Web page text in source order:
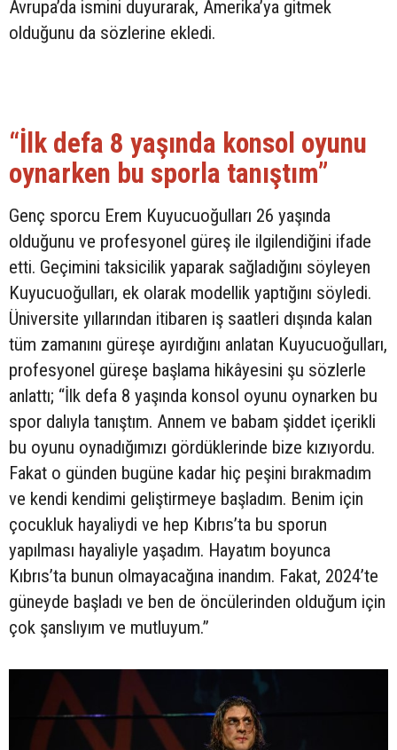
Avrupa’da ismini duyurarak, Amerika’ya gitmek
olduğunu da sözlerine ekledi.
“İlk defa 8 yaşında konsol oyunu
oynarken bu sporla tanıştım”
Genç sporcu Erem Kuyucuoğulları 26 yaşında
olduğunu ve profesyonel güreş ile ilgilendiğini ifade
etti. Geçimini taksicilik yaparak sağladığını söyleyen
Kuyucuoğulları, ek olarak modellik yaptığını söyledi.
Üniversite yıllarından itibaren iş saatleri dışında kalan
tüm zamanını güreşe ayırdığını anlatan Kuyucuoğulları,
profesyonel güreşe başlama hikâyesini şu sözlerle
anlattı; “İlk defa 8 yaşında konsol oyunu oynarken bu
spor dalıyla tanıştım. Annem ve babam şiddet içerikli
bu oyunu oynadığımızı gördüklerinde bize kızıyordu.
Fakat o günden bugüne kadar hiç peşini bırakmadım
ve kendi kendimi geliştirmeye başladım. Benim için
çocukluk hayaliydi ve hep Kıbrıs’ta bu sporun
yapılması hayaliyle yaşadım. Hayatım boyunca
Kıbrıs’ta bunun olmayacağına inandım. Fakat, 2024’te
güneyde başladı ve ben de öncülerinden olduğum için
çok şanslıyım ve mutluyum.”